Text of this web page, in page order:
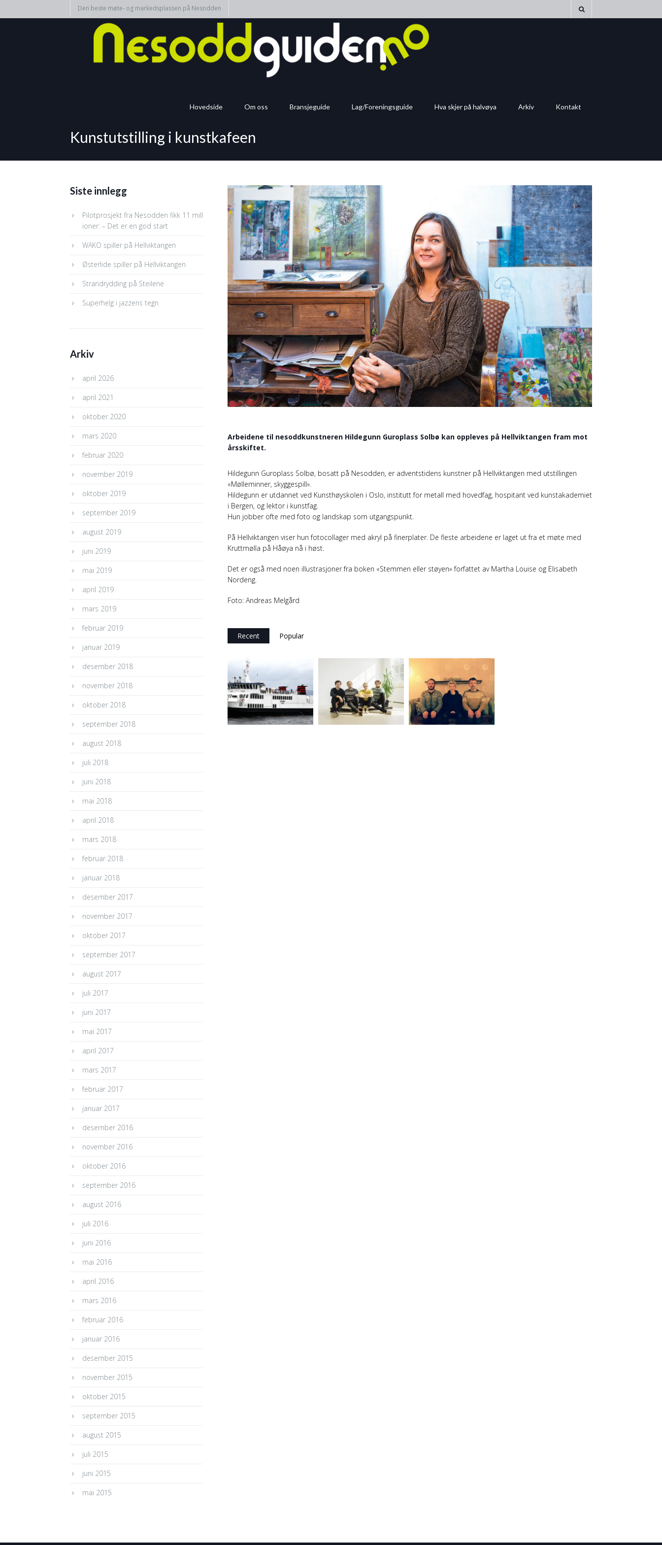
Den beste møte- og markedsplassen på Nesodden
Hovedside Om oss Bransjeguide Lag/Foreningsguide Hva skjer på halvøya Arkiv Kontakt
Kunstutstilling i kunstkafeen
Arbeidene til nesoddkunstneren Hildegunn Guroplass Solbø kan oppleves på Hellviktangen fram mot
årsskiftet.
Hildegunn Guroplass Solbø, bosatt på Nesodden, er adventstidens kunstner på Hellviktangen med utstillingen
«Mølleminner, skyggespill».
Hildegunn er utdannet ved Kunsthøyskolen i Oslo, institutt for metall med hovedfag, hospitant ved kunstakademiet
i Bergen, og lektor i kunstfag.
Hun jobber ofte med foto og landskap som utgangspunkt.
På Hellviktangen viser hun fotocollager med akryl på finerplater. De fleste arbeidene er laget ut fra et møte med
Kruttmølla på Håøya nå i høst.
Det er også med noen illustrasjoner fra boken «Stemmen eller støyen» forfattet av Martha Louise og Elisabeth
Nordeng.
Foto: Andreas Melgård
Recent Popular
Siste innlegg
Pilotprosjekt fra Nesodden fikk 11 mill
ioner: – Det er en god start
WAKO spiller på Hellviktangen
Østerlide spiller på Hellviktangen
Strandrydding på Steilene
Superhelg i jazzens tegn
Arkiv
april 2026
april 2021
oktober 2020
mars 2020
februar 2020
november 2019
oktober 2019
september 2019
august 2019
juni 2019
mai 2019
april 2019
mars 2019
februar 2019
januar 2019
desember 2018
november 2018
oktober 2018
september 2018
august 2018
juli 2018
juni 2018
mai 2018
april 2018
mars 2018
februar 2018
januar 2018
desember 2017
november 2017
oktober 2017
september 2017
august 2017
juli 2017
juni 2017
mai 2017
april 2017
mars 2017
februar 2017
januar 2017
desember 2016
november 2016
oktober 2016
september 2016
august 2016
juli 2016
juni 2016
mai 2016
april 2016
mars 2016
februar 2016
januar 2016
desember 2015
november 2015
oktober 2015
september 2015
august 2015
juli 2015
juni 2015
mai 2015